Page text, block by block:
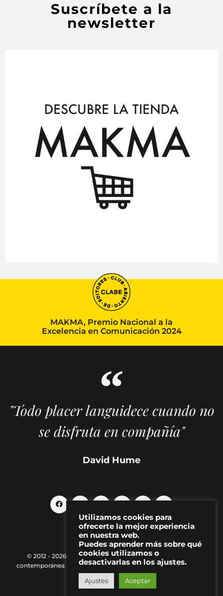
Suscríbete a la
newsletter
MAKMA, Premio Nacional a la
Excelencia en Comunicación 2024
"Todo placer languidece cuando no
se disfruta en compañía"
David Hume
© 2012 - 2026 MAKMA | Revista de artes visuales y cultura
contemporánea |
Política de Privacidad| Aviso Legal|Contacto
Utilizamos cookies para
ofrecerte la mejor experiencia
en nuestra web.
Puedes aprender más sobre qué
cookies utilizamos o
desactivarlas en los ajustes.
Ajustes Aceptar